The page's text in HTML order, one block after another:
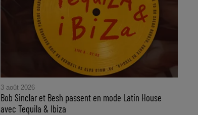
3 août 2026
Bob Sinclar et Besh passent en mode Latin House
avec Tequila & Ibiza